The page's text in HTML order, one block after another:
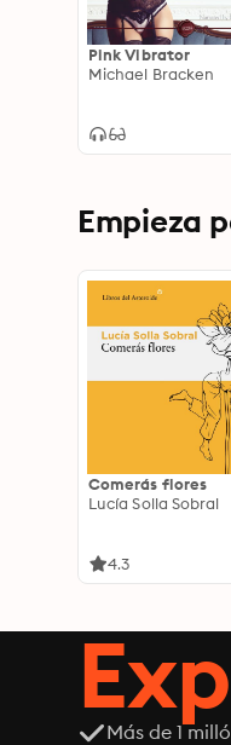
Pink Vibrator
Michael Bracken
Empieza
Comerás flores
Lucía Solla Sobral
4.3
Más de 1